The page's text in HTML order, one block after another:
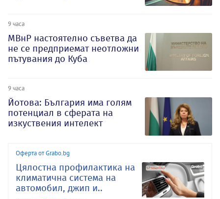
9 часа
МВнР настоятелно съветва да
не се предприемат неотложни
пътувания до Куба
9 часа
Йотова: България има голям
потенциал в сферата на
изкуствения интелект
Оферта от Grabo.bg
Цялостна профилактика на
климатична система на
автомобил, джип и..